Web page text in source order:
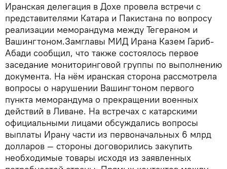
Иранская делегация в Дохе провела встречи с
представителями Катара и Пакистана по вопросу
реализации меморандума между Тегераном и
Вашингтоном.Замглавы МИД Ирана Казем Гариб-
Абади сообщил, что также состоялось первое
заседание мониторинговой группы по выполнению
документа. На нём иранская сторона рассмотрела
вопросы о нарушении Вашингтоном первого
пункта меморандума о прекращении военных
действий в Ливане. На встречах с катарскими
официальными лицами обсуждались вопросы
выплаты Ирану части из первоначальных 6 млрд
долларов — стороны договорились закупить
необходимые товары исходя из заявленных